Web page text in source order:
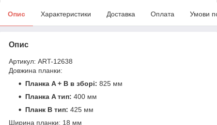
Опис Характеристики Доставка Оплата Умови
Опис
Артикул: ART-12638
Довжина планки:
Планка A + B в зборі: 825 мм
Планка A тип: 400 мм
Планк B тип: 425 мм
Ширина планки: 18 мм